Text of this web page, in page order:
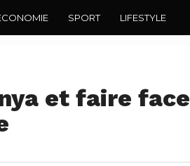
SPORT LIFESTYLE
et faire face